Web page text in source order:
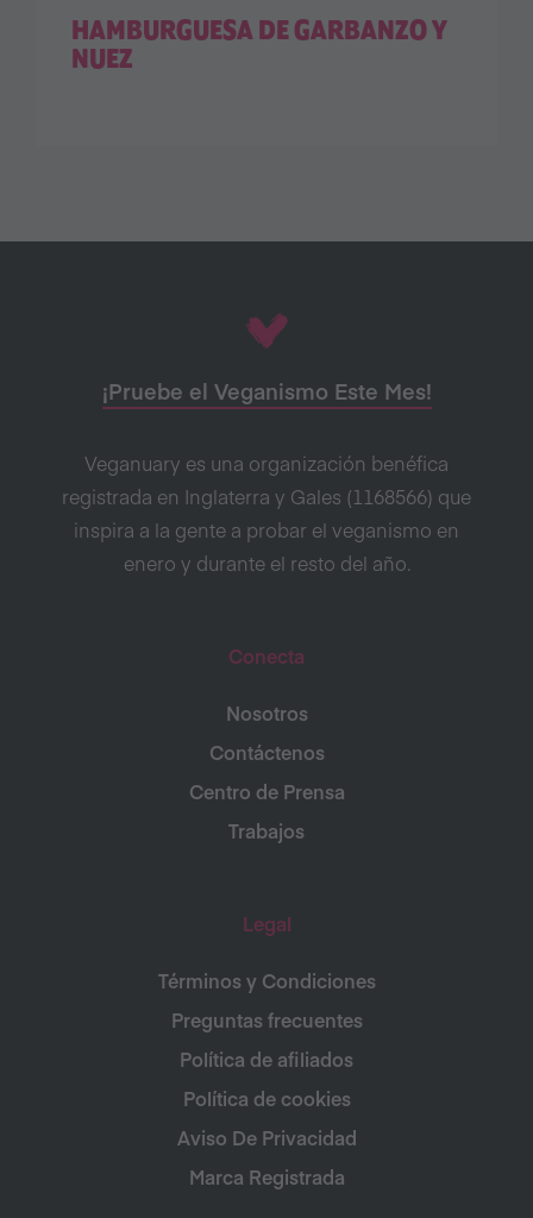
HAMBURGUESA DE GARBANZO Y
NUEZ
¡Pruebe el Veganismo Este Mes!
Veganuary es una organización benéfica
registrada en Inglaterra y Gales (1168566) que
inspira a la gente a probar el veganismo en
enero y durante el resto del año.
Conecta
Nosotros
Contáctenos
Centro de Prensa
Trabajos
Legal
Términos y Condiciones
Preguntas frecuentes
Política de afiliados
Política de cookies
Aviso De Privacidad
Marca Registrada